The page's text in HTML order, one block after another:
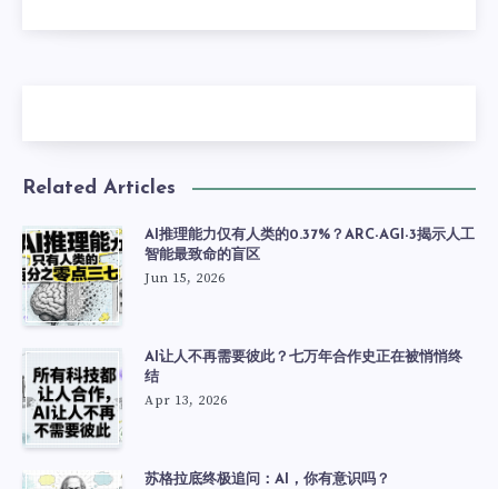
Related Articles
AI推理能力仅有人类的0.37%？ARC-AGI-3揭示人工
智能最致命的盲区
Jun 15, 2026
AI让人不再需要彼此？七万年合作史正在被悄悄终
结
Apr 13, 2026
苏格拉底终极追问：AI，你有意识吗？